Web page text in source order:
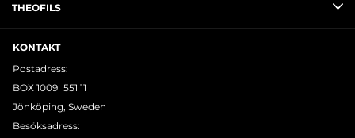
THEOFILS
KONTAKT
Postadress:
BOX 1009 551 11
Jönköping, Sweden
Besöksadress: